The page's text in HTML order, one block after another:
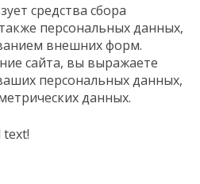
средства сбора
персональных данных,
внешних форм.
сайта, вы выражаете
персональных данных,
данных.